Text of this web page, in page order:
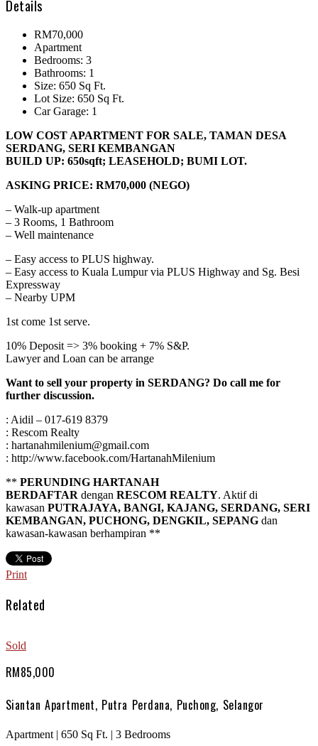
Details
RM70,000
Apartment
Bedrooms: 3
Bathrooms: 1
Size: 650 Sq Ft.
Lot Size: 650 Sq Ft.
Car Garage: 1
LOW COST APARTMENT FOR SALE, TAMAN DESA
SERDANG, SERI KEMBANGAN
BUILD UP: 650sqft; LEASEHOLD; BUMI LOT.
ASKING PRICE: RM70,000 (NEGO)
– Walk-up apartment
– 3 Rooms, 1 Bathroom
– Well maintenance
– Easy access to PLUS highway.
– Easy access to Kuala Lumpur via PLUS Highway and Sg. Besi
Expressway
– Nearby UPM
1st come 1st serve.
10% Deposit => 3% booking + 7% S&P.
Lawyer and Loan can be arrange
Want to sell your property in SERDANG? Do call me for
further discussion.
: Aidil – 017-619 8379
: Rescom Realty
: hartanahmilenium@gmail.com
: http://www.facebook.com/HartanahMilenium
** PERUNDING HARTANAH
BERDAFTAR dengan RESCOM REALTY. Aktif di
kawasan PUTRAJAYA, BANGI, KAJANG, SERDANG, SERI
KEMBANGAN, PUCHONG, DENGKIL, SEPANG dan
kawasan-kawasan berhampiran **
Print
Related
Sold
RM85,000
Siantan Apartment, Putra Perdana, Puchong, Selangor
Apartment | 650 Sq Ft. | 3 Bedrooms